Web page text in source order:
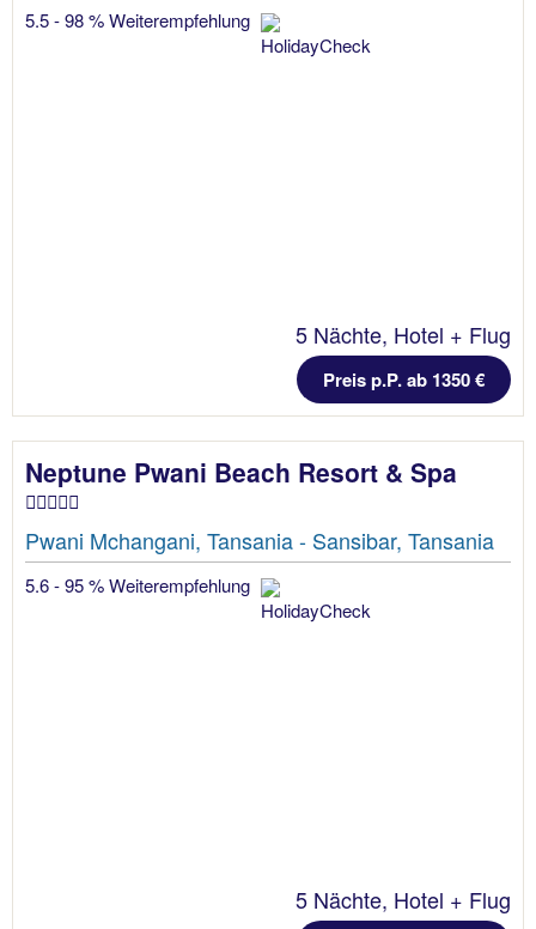
5.5 - 98 % Weiterempfehlung
5 Nächte, Hotel + Flug
Preis p.P. ab 1350 €
Neptune Pwani Beach Resort & Spa
Pwani Mchangani, Tansania - Sansibar, Tansania
5.6 - 95 % Weiterempfehlung
5 Nächte, Hotel + Flug